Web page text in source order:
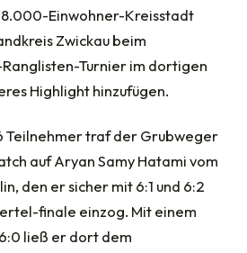
Einwohner-Kreisstadt
Zwickau beim
Turnier im dortigen
Highlight hinzufügen.
Teilnehmer traf der Grubweger
auf Aryan Samy Hatami vom
den er sicher mit 6:1 und 6:2
finale einzog. Mit einem
ließ er dort dem